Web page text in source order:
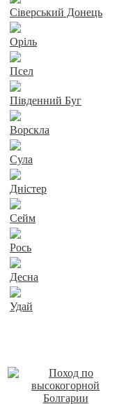
Сіверський Донець
Оріль
Псел
Південний Буг
Ворскла
Сула
Дністер
Сейм
Рось
Десна
Удай